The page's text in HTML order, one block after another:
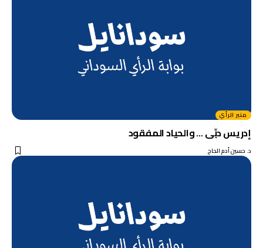
منبر الرأي
إدريس دبِّى … والحياد المفقود
د. حسين أدم الحاج